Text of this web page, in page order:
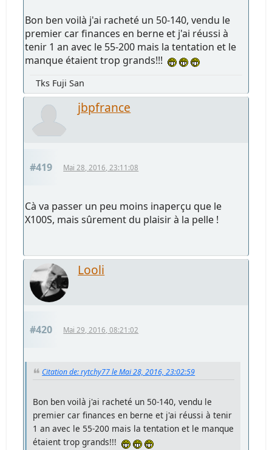
Bon ben voilà j'ai racheté un 50-140, vendu le
premier car finances en berne et j'ai réussi à
tenir 1 an avec le 55-200 mais la tentation et le
manque étaient trop grands!!!
Tks Fuji San
jbpfrance
#419 Mai 28, 2016, 23:11:08
Cà va passer un peu moins inaperçu que le
X100S, mais sûrement du plaisir à la pelle !
Looli
#420 Mai 29, 2016, 08:21:02
Citation de: rytchy77 le Mai 28, 2016, 23:02:59
Bon ben voilà j'ai racheté un 50-140, vendu le
premier car finances en berne et j'ai réussi à tenir
1 an avec le 55-200 mais la tentation et le manque
étaient trop grands!!!